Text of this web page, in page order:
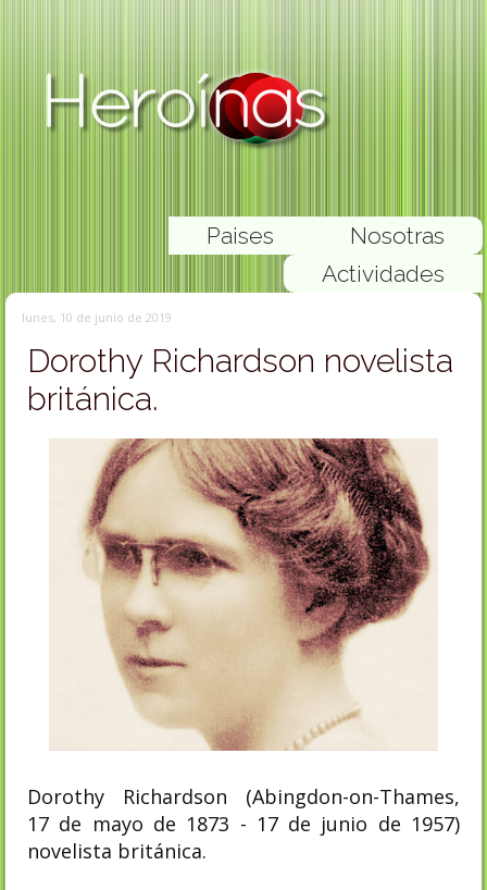
Nosotras
Paises
Actividades
lunes, 10 de junio de 2019
Dorothy Richardson novelista
británica.
Dorothy Richardson (Abingdon-on-Thames,
17 de mayo de 1873 - 17 de junio de 1957)
novelista británica.